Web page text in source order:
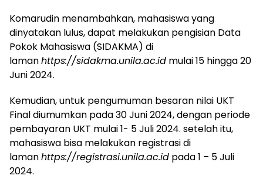
Komarudin menambahkan, mahasiswa yang
dinyatakan lulus, dapat melakukan pengisian Data
Pokok Mahasiswa (SIDAKMA) di
lamanhttps://sidakma.unila.ac.id mulai 15 hingga 20
Juni 2024.
Kemudian, untuk pengumuman besaran nilai UKT
Final diumumkan pada 30 Juni 2024, dengan periode
pembayaran UKT mulai 1- 5 Juli 2024. setelah itu,
mahasiswa bisa melakukan registrasi di
lamanhttps://registrasi.unila.ac.id pada 1 – 5 Juli
2024.